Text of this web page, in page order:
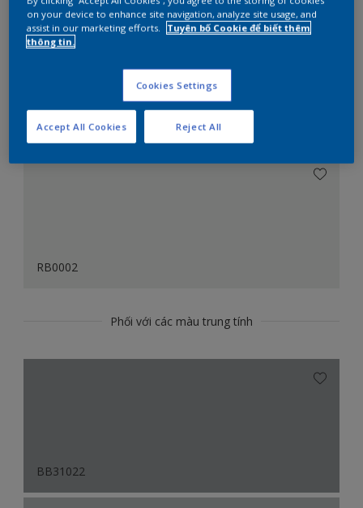
RB0002
Phối với các màu trung tính
BB31022
on your device to enhance site navigation, analyze site usage, and
assist in our marketing efforts.
Tuyên bố Cookie để biết thêm
thông tin.
Cookies Settings
Reject All
Accept All Cookies